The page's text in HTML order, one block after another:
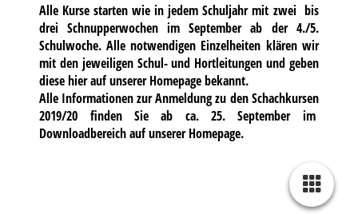
Alle Kurse starten wie in jedem Schuljahr mit zwei bis
drei Schnupperwochen im September ab der 4./5.
Schulwoche. Alle notwendigen Einzelheiten klären wir
mit den jeweiligen Schul- und Hortleitungen und geben
diese hier auf unserer Homepage bekannt.
Alle Informationen zur Anmeldung zu den Schachkursen
2019/20 finden Sie ab ca. 25. September im
Downloadbereich auf unserer Homepage.